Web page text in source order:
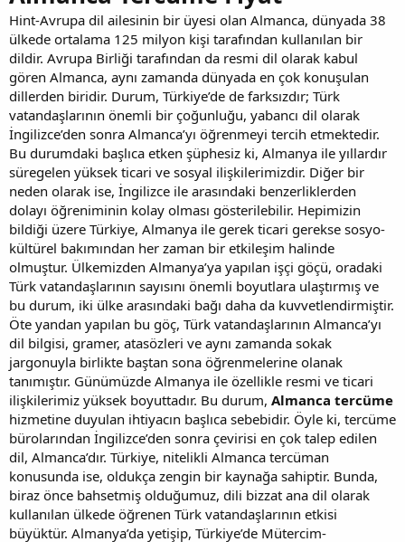
a
t
a
n
a
i
h
i
Hint-Avrupa dil ailesinin bir üyesi olan Almanca, dünyada 38
ülkede ortalama 125 milyon kişi tarafından kullanılan bir
dildir. Avrupa Birliği tarafından da resmi dil olarak kabul
gören Almanca, aynı zamanda dünyada en çok konuşulan
dillerden biridir. Durum, Türkiye’de de farksızdır; Türk
vatandaşlarının önemli bir çoğunluğu, yabancı dil olarak
İngilizce’den sonra Almanca’yı öğrenmeyi tercih etmektedir.
Bu durumdaki başlıca etken şüphesiz ki, Almanya ile yıllardır
süregelen yüksek ticari ve sosyal ilişkilerimizdir. Diğer bir
neden olarak ise, İngilizce ile arasındaki benzerliklerden
dolayı öğreniminin kolay olması gösterilebilir. Hepimizin
bildiği üzere Türkiye, Almanya ile gerek ticari gerekse sosyo-
kültürel bakımından her zaman bir etkileşim halinde
olmuştur. Ülkemizden Almanya’ya yapılan işçi göçü, oradaki
Türk vatandaşlarının sayısını önemli boyutlara ulaştırmış ve
bu durum, iki ülke arasındaki bağı daha da kuvvetlendirmiştir.
Öte yandan yapılan bu göç, Türk vatandaşlarının Almanca’yı
dil bilgisi, gramer, atasözleri ve aynı zamanda sokak
jargonuyla birlikte baştan sona öğrenmelerine olanak
tanımıştır. Günümüzde Almanya ile özellikle resmi ve ticari
ilişkilerimiz yüksek boyuttadır. Bu durum, Almanca tercüme
hizmetine duyulan ihtiyacın başlıca sebebidir. Öyle ki, tercüme
bürolarından İngilizce’den sonra çevirisi en çok talep edilen
dil, Almanca’dır. Türkiye, nitelikli Almanca tercüman
konusunda ise, oldukça zengin bir kaynağa sahiptir. Bunda,
biraz önce bahsetmiş olduğumuz, dili bizzat ana dil olarak
kullanılan ülkede öğrenen Türk vatandaşlarının etkisi
büyüktür. Almanya’da yetişip, Türkiye’de Mütercim-